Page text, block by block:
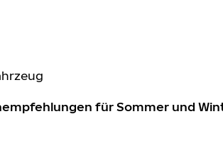
für Sommer und